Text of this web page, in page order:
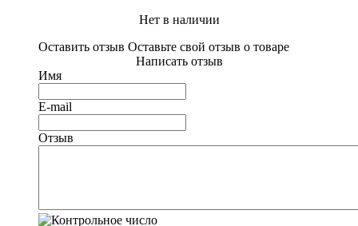
Нет в наличии
Оставить отзыв Оставьте свой отзыв о товаре
Написать отзыв
Имя
E-mail
Отзыв